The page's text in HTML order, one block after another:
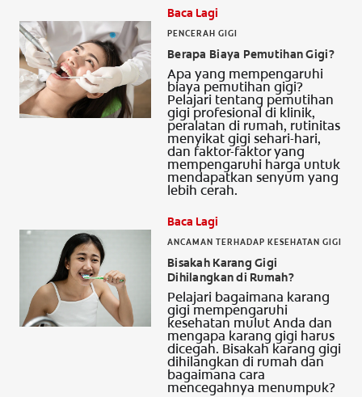
Baca Lagi
PENCERAH GIGI
Berapa Biaya Pemutihan Gigi?
Apa yang mempengaruhi
biaya pemutihan gigi?
Pelajari tentang pemutihan
gigi profesional di klinik,
peralatan di rumah, rutinitas
menyikat gigi sehari-hari,
dan faktor-faktor yang
mempengaruhi harga untuk
mendapatkan senyum yang
lebih cerah.
Baca Lagi
ANCAMAN TERHADAP KESEHATAN GIGI
Bisakah Karang Gigi
Dihilangkan di Rumah?
Pelajari bagaimana karang
gigi mempengaruhi
kesehatan mulut Anda dan
mengapa karang gigi harus
dicegah. Bisakah karang gigi
dihilangkan di rumah dan
bagaimana cara
mencegahnya menumpuk?